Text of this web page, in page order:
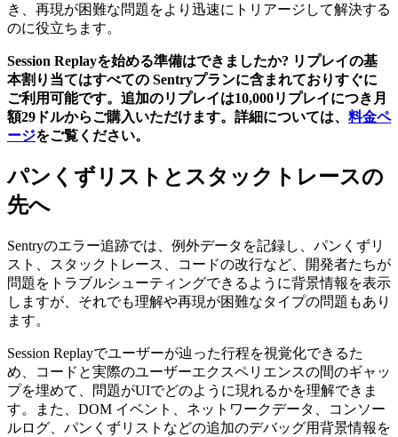
き、再現が困難な問題をより迅速にトリアージして解決する
のに役立ちます。
Session Replayを始める準備はできましたか? リプレイの基
本割り当てはすべての Sentryプランに含まれておりすぐに
ご利用可能です。追加のリプレイは10,000リプレイにつき月
額29ドルからご購入いただけます。詳細については、 料金ペ
ージをご覧ください。
パンくずリストとスタックトレースの
先へ
Sentryのエラー追跡では、例外データを記録し、パンくずリ
スト、スタックトレース、コードの改行など、開発者たちが
問題をトラブルシューティングできるように背景情報を表示
しますが、それでも理解や再現が困難なタイプの問題もあり
ます。
Session Replayでユーザーが辿った行程を視覚化できるた
め、コードと実際のユーザーエクスペリエンスの間のギャッ
プを埋めて、問題がUIでどのように現れるかを理解できま
す。また、DOM イベント、ネットワークデータ、コンソー
ルログ、パンくずリストなどの追加のデバッグ用背景情報を